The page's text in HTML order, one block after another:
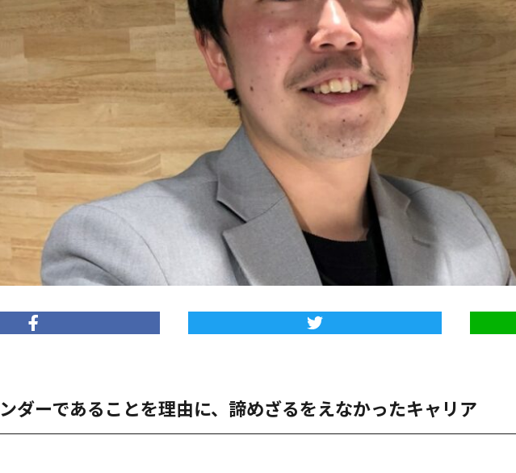
ダーであることを理由に、諦めざるをえなかったキャリア